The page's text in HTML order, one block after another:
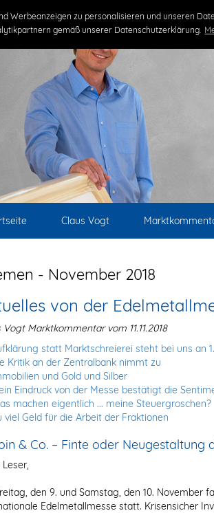
Werbeanzeigen zu personalisieren und unseren
gemäß unserer Datenschutzerklärung.
Claus Vogt
- November 2018
von der
Vogt Marktkommentar vom 11.11.2018
statt Marktschreierei steht bei uns an
Kritik an der Zentralbank nimmt zu
und Gold und Silber
Eindruck von der Messe bestätigt die
machen eigentlich ... meine Steuergroschen?
viel Geld für die Arbeit der Fraktionen
& Co. – Finte oder Neugestaltung
Leser,
den 9. und Samstag, den 10. November
Edelmetallmesse statt. Krisensicher